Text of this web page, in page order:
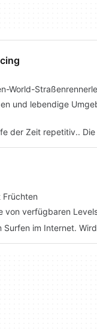
World-
und lebendige
der Zeit repetitiv..
Früchten
von verfügbaren
Surfen im Internet.